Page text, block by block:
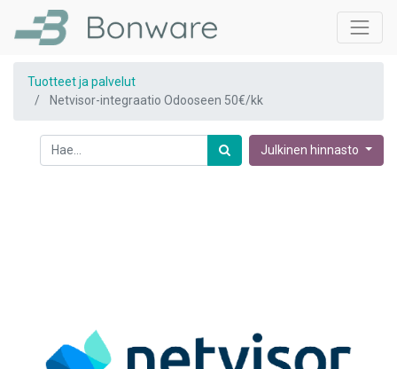
Tuotteet ja palvelut
Netvisor-integraatio Odooseen 50€/kk
Julkinen hinnasto